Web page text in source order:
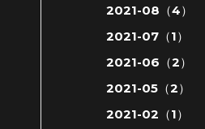
2021-08（4）
2021-07（1）
2021-06（2）
2021-05（2）
2021-02（1）